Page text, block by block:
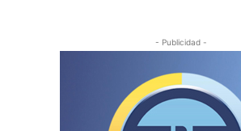
- Publicidad -